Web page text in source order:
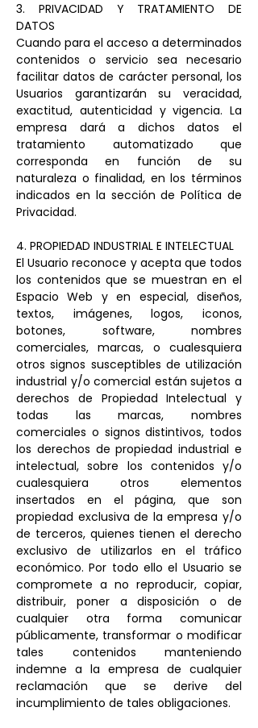
3. PRIVACIDAD Y TRATAMIENTO DE
DATOS
Cuando para el acceso a determinados
contenidos o servicio sea necesario
facilitar datos de carácter personal, los
Usuarios garantizarán su veracidad,
exactitud, autenticidad y vigencia. La
empresa dará a dichos datos el
tratamiento automatizado que
corresponda en función de su
naturaleza o finalidad, en los términos
indicados en la sección de Política de
Privacidad.
4. PROPIEDAD INDUSTRIAL E INTELECTUAL
El Usuario reconoce y acepta que todos
los contenidos que se muestran en el
Espacio Web y en especial, diseños,
textos, imágenes, logos, iconos,
botones, software, nombres
comerciales, marcas, o cualesquiera
otros signos susceptibles de utilización
industrial y/o comercial están sujetos a
derechos de Propiedad Intelectual y
todas las marcas, nombres
comerciales o signos distintivos, todos
los derechos de propiedad industrial e
intelectual, sobre los contenidos y/o
cualesquiera otros elementos
insertados en el página, que son
propiedad exclusiva de la empresa y/o
de terceros, quienes tienen el derecho
exclusivo de utilizarlos en el tráfico
económico. Por todo ello el Usuario se
compromete a no reproducir, copiar,
distribuir, poner a disposición o de
cualquier otra forma comunicar
públicamente, transformar o modificar
tales contenidos manteniendo
indemne a la empresa de cualquier
reclamación que se derive del
incumplimiento de tales obligaciones.